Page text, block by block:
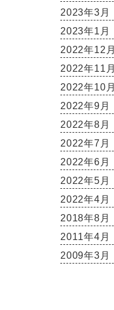
2023年3月
2023年1月
2022年12月
2022年11月
2022年10月
2022年9月
2022年8月
2022年7月
2022年6月
2022年5月
2022年4月
2018年8月
2011年4月
2009年3月